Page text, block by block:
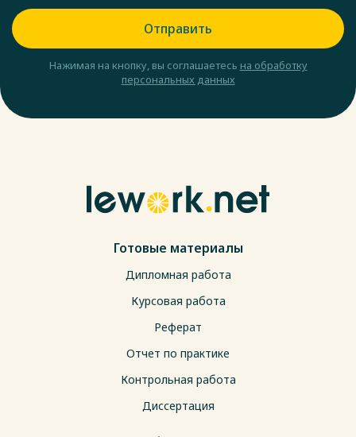
Отправить
Нажимая на кнопку, вы соглашаетесь на обработку
персональных данных
Готовые материалы
Дипломная работа
Курсовая работа
Реферат
Отчет по практике
Контрольная работа
Диссертация